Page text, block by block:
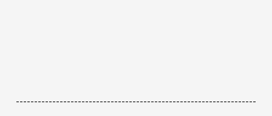
------------------------------------------------------------------